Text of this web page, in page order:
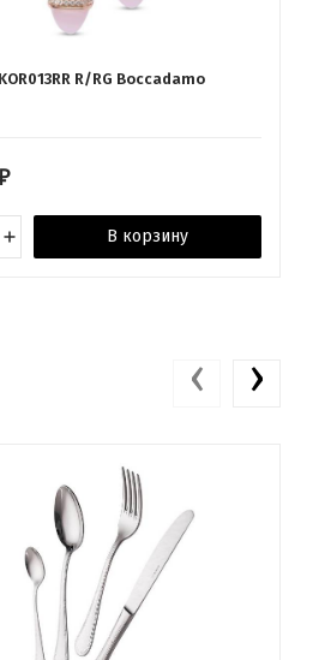
R/RG Boccadamo
В корзину
‹ ›